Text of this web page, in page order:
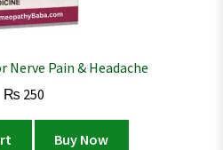
Nerve Pain & Headache
₨ 250
Buy Now